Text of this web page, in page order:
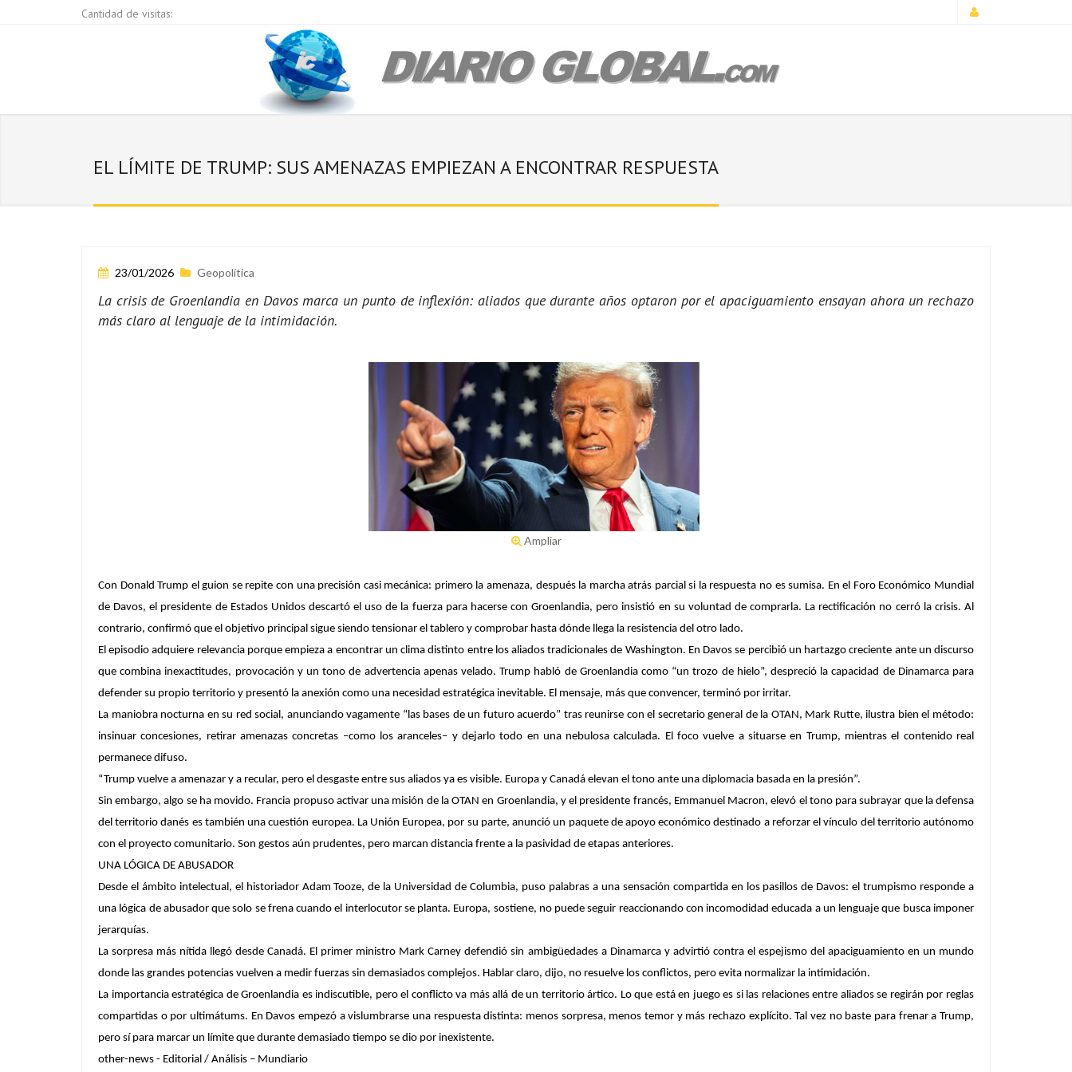
Cantidad de visitas:
EL LÍMITE DE TRUMP: SUS AMENAZAS EMPIEZAN A ENCONTRAR RESPUESTA
23/01/2026 Geopolítica
La crisis de Groenlandia en Davos marca un punto de inflexión: aliados que durante años optaron por el apaciguamiento ensayan ahora un rechazo
más claro al lenguaje de la intimidación.
Ampliar
Con Donald Trump el guion se repite con una precisión casi mecánica: primero la amenaza, después la marcha atrás parcial si la respuesta no es sumisa. En el Foro Económico Mundial
de Davos, el presidente de Estados Unidos descartó el uso de la fuerza para hacerse con Groenlandia, pero insistió en su voluntad de comprarla. La rectificación no cerró la crisis. Al
contrario, confirmó que el objetivo principal sigue siendo tensionar el tablero y comprobar hasta dónde llega la resistencia del otro lado.
El episodio adquiere relevancia porque empieza a encontrar un clima distinto entre los aliados tradicionales de Washington. En Davos se percibió un hartazgo creciente ante un discurso
que combina inexactitudes, provocación y un tono de advertencia apenas velado. Trump habló de Groenlandia como “un trozo de hielo”, despreció la capacidad de Dinamarca para
defender su propio territorio y presentó la anexión como una necesidad estratégica inevitable. El mensaje, más que convencer, terminó por irritar.
La maniobra nocturna en su red social, anunciando vagamente “las bases de un futuro acuerdo” tras reunirse con el secretario general de la OTAN, Mark Rutte, ilustra bien el método:
insinuar concesiones, retirar amenazas concretas –como los aranceles– y dejarlo todo en una nebulosa calculada. El foco vuelve a situarse en Trump, mientras el contenido real
permanece difuso.
“Trump vuelve a amenazar y a recular, pero el desgaste entre sus aliados ya es visible. Europa y Canadá elevan el tono ante una diplomacia basada en la presión”.
Sin embargo, algo se ha movido. Francia propuso activar una misión de la OTAN en Groenlandia, y el presidente francés, Emmanuel Macron, elevó el tono para subrayar que la defensa
del territorio danés es también una cuestión europea. La Unión Europea, por su parte, anunció un paquete de apoyo económico destinado a reforzar el vínculo del territorio autónomo
con el proyecto comunitario. Son gestos aún prudentes, pero marcan distancia frente a la pasividad de etapas anteriores.
UNA LÓGICA DE ABUSADOR
Desde el ámbito intelectual, el historiador Adam Tooze, de la Universidad de Columbia, puso palabras a una sensación compartida en los pasillos de Davos: el trumpismo responde a
una lógica de abusador que solo se frena cuando el interlocutor se planta. Europa, sostiene, no puede seguir reaccionando con incomodidad educada a un lenguaje que busca imponer
jerarquías.
La sorpresa más nítida llegó desde Canadá. El primer ministro Mark Carney defendió sin ambigüedades a Dinamarca y advirtió contra el espejismo del apaciguamiento en un mundo
donde las grandes potencias vuelven a medir fuerzas sin demasiados complejos. Hablar claro, dijo, no resuelve los conflictos, pero evita normalizar la intimidación.
La importancia estratégica de Groenlandia es indiscutible, pero el conflicto va más allá de un territorio ártico. Lo que está en juego es si las relaciones entre aliados se regirán por reglas
compartidas o por ultimátums. En Davos empezó a vislumbrarse una respuesta distinta: menos sorpresa, menos temor y más rechazo explícito. Tal vez no baste para frenar a Trump,
pero sí para marcar un límite que durante demasiado tiempo se dio por inexistente.
other-news - Editorial / Análisis – Mundiario